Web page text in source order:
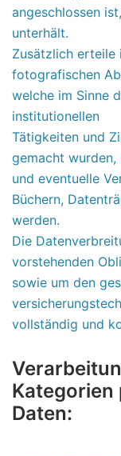
angeschlossen
unterhält.
Zusätzlich erteile
fotografischen
welche im Sinne
institutionellen
Tätigkeiten und
gemacht
und eventuelle
Büchern,
werden.
Die
vorstehenden
sowie um den
vollständig und
Kategorien
Daten: